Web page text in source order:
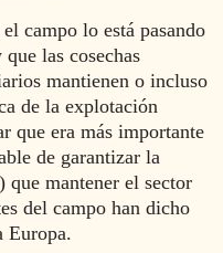
campo lo está pasando
las cosechas
mantienen o incluso
de la explotación
que era más importante
de garantizar la
mantener el sector
del campo han dicho
Europa.